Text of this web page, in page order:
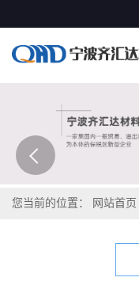
您当前的位置： 网站首页